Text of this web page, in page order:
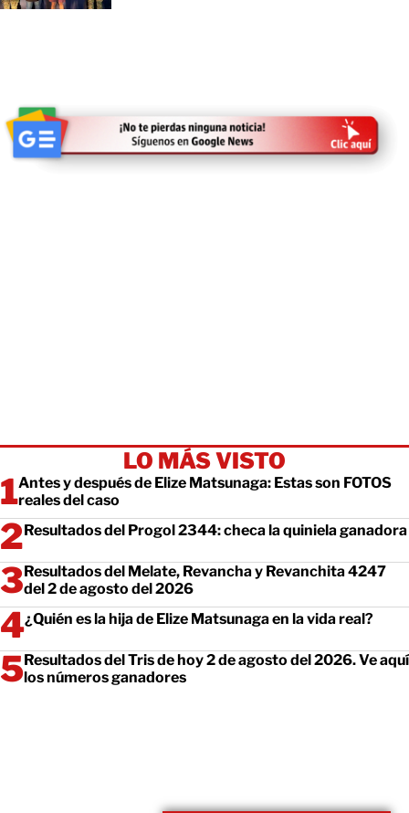
LO MÁS VISTO
Antes y después de Elize Matsunaga: Estas son FOTOS
reales del caso
Resultados del Progol 2344: checa la quiniela ganadora
Resultados del Melate, Revancha y Revanchita 4247
del 2 de agosto del 2026
¿Quién es la hija de Elize Matsunaga en la vida real?
Resultados del Tris de hoy 2 de agosto del 2026. Ve aquí
los números ganadores